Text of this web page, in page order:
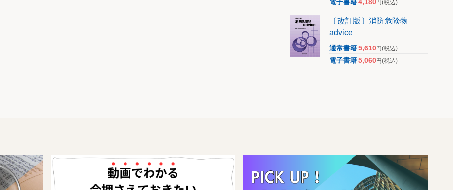
電子書籍4,180円(税込)
〔改訂版〕消防危険物
advice
通常書籍5,610円(税込)
電子書籍5,060円(税込)